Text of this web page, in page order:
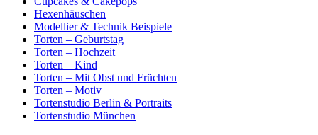
Hexenhäuschen
Modellier & Technik Beispiele
Torten – Geburtstag
Torten – Hochzeit
Torten – Kind
Torten – Mit Obst und Früchten
Torten – Motiv
Tortenstudio Berlin & Portraits
Tortenstudio München